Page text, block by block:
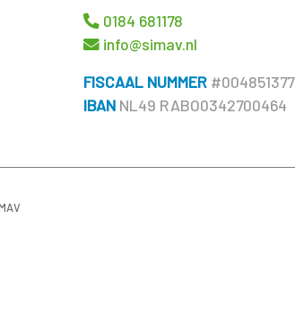
0184 681178
info@simav.nl
FISCAAL NUMMER#004851377
IBAN NL49 RABO0342700464